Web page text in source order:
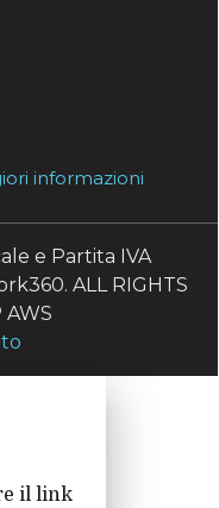
informazioni
e Partita IVA
ALL RIGHTS
AWS
il link